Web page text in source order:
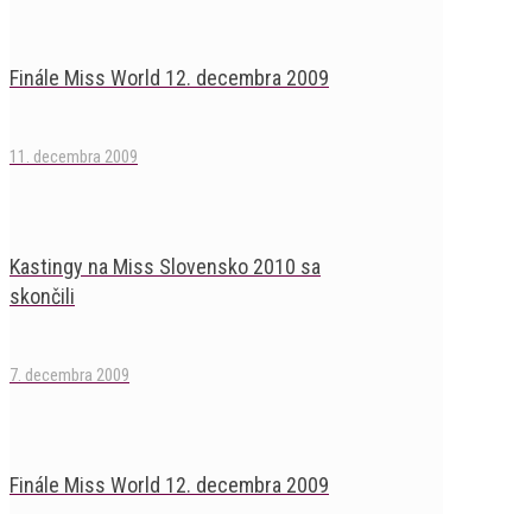
Finále Miss World 12. decembra 2009
11. decembra 2009
Kastingy na Miss Slovensko 2010 sa
skončili
7. decembra 2009
Finále Miss World 12. decembra 2009